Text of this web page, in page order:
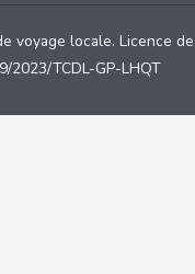
voyage locale. Licence de
2023/TCDL-GP-LHQT